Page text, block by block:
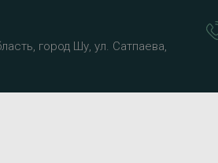
город Шу, ул. Сатпаева,